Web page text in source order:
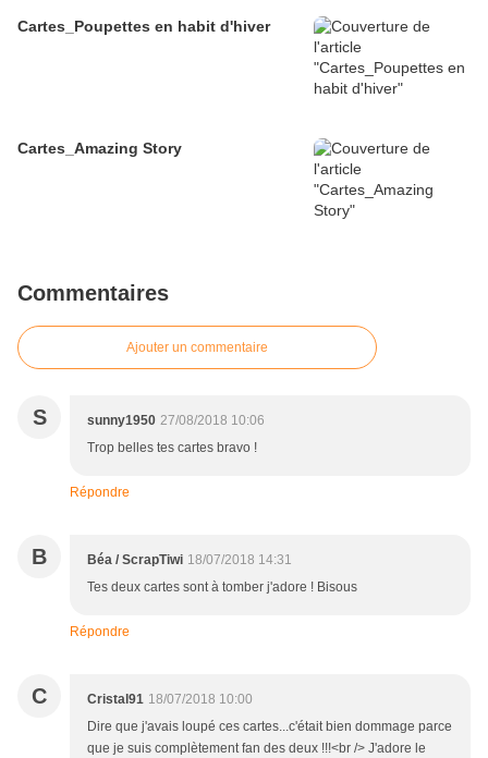
Cartes_Poupettes en habit d'hiver
Cartes_Amazing Story
Commentaires
Ajouter un commentaire
S sunny1950 27/08/2018 10:06
Trop belles tes cartes bravo !
Répondre
B Béa / ScrapTiwi 18/07/2018 14:31
Tes deux cartes sont à tomber j'adore ! Bisous
Répondre
C Cristal91 18/07/2018 10:00
Dire que j'avais loupé ces cartes...c'était bien dommage parce
que je suis complètement fan des deux !!!<br /> J'adore le